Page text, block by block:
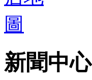
新聞中心